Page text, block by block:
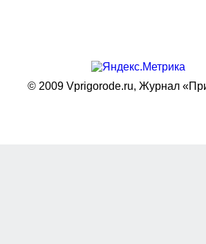
© 2009 Vprigorode.ru, Журнал